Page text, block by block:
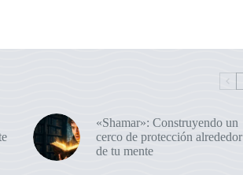
«Shamar»: Construyendo un
cerco de protección alrededor
de tu mente